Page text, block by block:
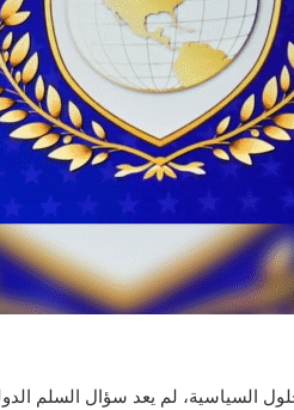
السياسية، لم يعد سؤال السلم